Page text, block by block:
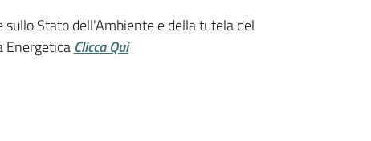
Stato dell'Ambiente e della tutela del
Energetica Clicca Qui